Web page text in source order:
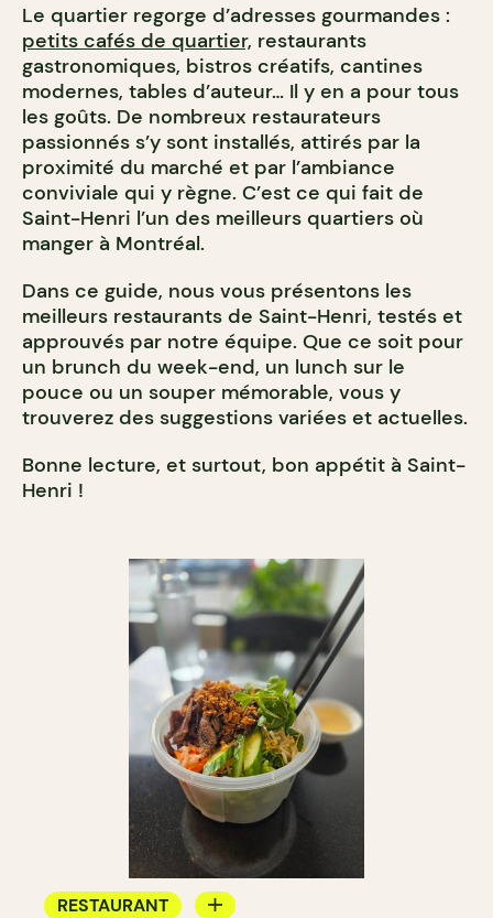
Le quartier regorge d’adresses gourmandes :
petits cafés de quartier, restaurants
gastronomiques, bistros créatifs, cantines
modernes, tables d’auteur… Il y en a pour tous
les goûts. De nombreux restaurateurs
passionnés s’y sont installés, attirés par la
proximité du marché et par l’ambiance
conviviale qui y règne. C’est ce qui fait de
Saint-Henri l’un des meilleurs quartiers où
manger à Montréal.
Dans ce guide, nous vous présentons les
meilleurs restaurants de Saint-Henri, testés et
approuvés par notre équipe. Que ce soit pour
un brunch du week-end, un lunch sur le
pouce ou un souper mémorable, vous y
trouverez des suggestions variées et actuelles.
Bonne lecture, et surtout, bon appétit à Saint-
Henri !
RESTAURANT